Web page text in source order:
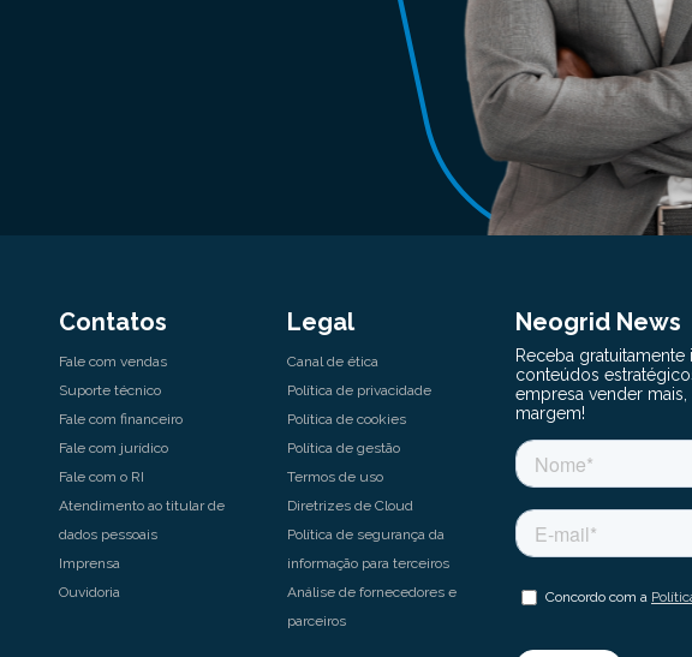
Contatos
Fale com vendas
Suporte técnico
Fale com financeiro
Fale com jurídico
Fale com o RI
Atendimento ao titular de
dados pessoais
Imprensa
Ouvidoria
Legal
Canal de ética
Política de privacidade
Política de cookies
Política de gestão
Termos de uso
Diretrizes de Cloud
Política de segurança da
informação para terceiros
Análise de fornecedores e
parceiros
Neogrid News